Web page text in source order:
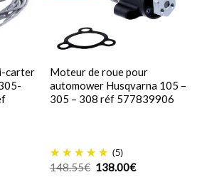
carter
Moteur de roue pour
automower Husqvarna 105 –
305 – 308 réf 577839906
(5)
148.55€ Le
prix
138.00€Le
prix